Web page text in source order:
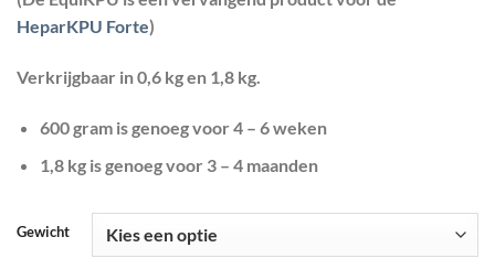
HeparKPU Forte)
Verkrijgbaar in 0,6 kg en 1,8 kg.
600 gram is genoeg voor 4 – 6 weken
1,8 kg is genoeg voor 3 – 4 maanden
Gewicht